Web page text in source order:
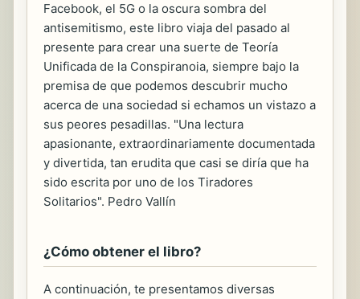
Facebook, el 5G o la oscura sombra del
antisemitismo, este libro viaja del pasado al
presente para crear una suerte de Teoría
Unificada de la Conspiranoia, siempre bajo la
premisa de que podemos descubrir mucho
acerca de una sociedad si echamos un vistazo a
sus peores pesadillas. "Una lectura
apasionante, extraordinariamente documentada
y divertida, tan erudita que casi se diría que ha
sido escrita por uno de los Tiradores
Solitarios". Pedro Vallín
¿Cómo obtener el libro?
A continuación, te presentamos diversas